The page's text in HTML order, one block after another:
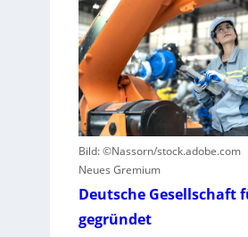
s
z
u
n
u
n
l
S
t
e
u
e
r
u
n
g
s
e
r
n
z
e
n
t
r
u
f
Bild: ©Nassorn/stock.adobe.com
Neues Gremium
Deutsche Gesellschaft
gegründet